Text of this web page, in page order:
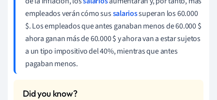
empleados verán cómo sussalariossuperan los 60.000
$. Los empleados que antes ganaban menos de 60.000 $
ahora ganan más de 60.000 $ y ahora van a estar sujetos
a un tipo impositivo del 40%, mientras que antes
pagaban menos.